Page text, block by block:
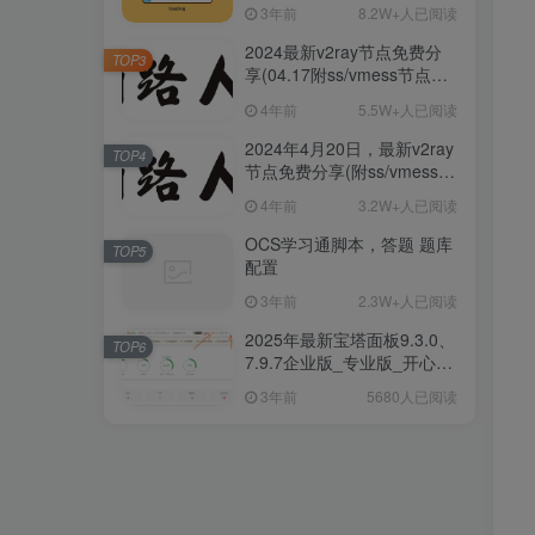
3年前 8.2W+人已阅读
2024最新v2ray节点免费分
享(04.17附ss/vmess节点订
4年前 5.5W+人已阅读
TOP3
2024年4月20日，最新v2ray
节点免费分享(附ss/vmess节
4年前 3.2W+人已阅读
TOP4
OCS学习通脚本，答题 题库
配置
3年前 2.3W+人已阅读
TOP5
2025年最新宝塔面板9.3.0、
7.9.7企业版_专业版_开心破
3年前 5680人已阅读
TOP6